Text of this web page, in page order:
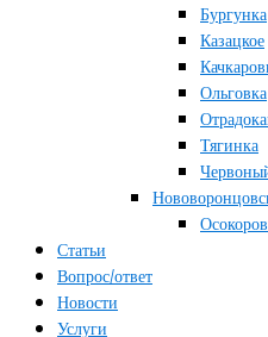
Бургунка
Казацкое
Ольговка
Тягинка
Статьи
Вопрос/ответ
Новости
Услуги